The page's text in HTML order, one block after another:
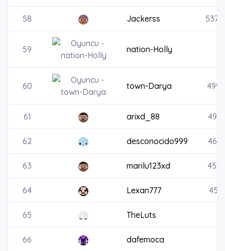
58 Jackerss
59 nation-Holly
60 town-Darya
61 arixd_88
62 desconocido999
63 marilu123xd
64 Lexan777
65 TheLuts
66 dafemoca